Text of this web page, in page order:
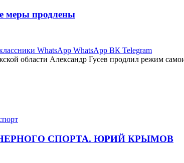
меры продлены
WhatsApp WhatsApp ВК Telegram
области Александр Гусев продлил режим
СПОРТА. ЮРИЙ КРЫМОВ